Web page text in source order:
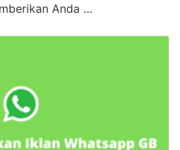
Anda …